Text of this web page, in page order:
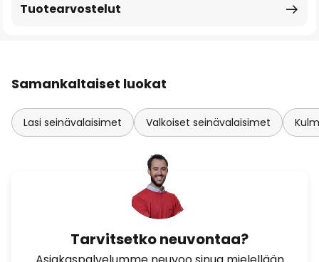
Tuotearvostelut
Samankaltaiset luokat
Lasi seinävalaisimet Valkoiset seinävalaisimet
Tarvitsetko neuvontaa?